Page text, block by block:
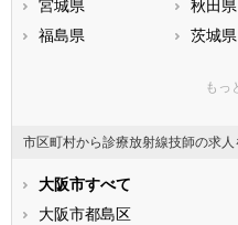
宮城県 秋田県
福島県
茨城県
神奈
石川県
福井県
静岡県
滋賀県
もっ
市区町村から診療放射線技師の求人
大阪市すべて
大阪市都島区